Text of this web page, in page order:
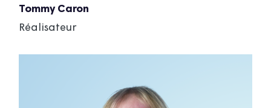
Tommy Caron
Réalisateur